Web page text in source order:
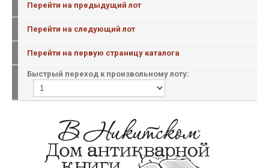
Перейти на предыдущий лот
Перейти на следующий лот
Перейти на первую страницу каталога
Быстрый переход к произвольному лоту: